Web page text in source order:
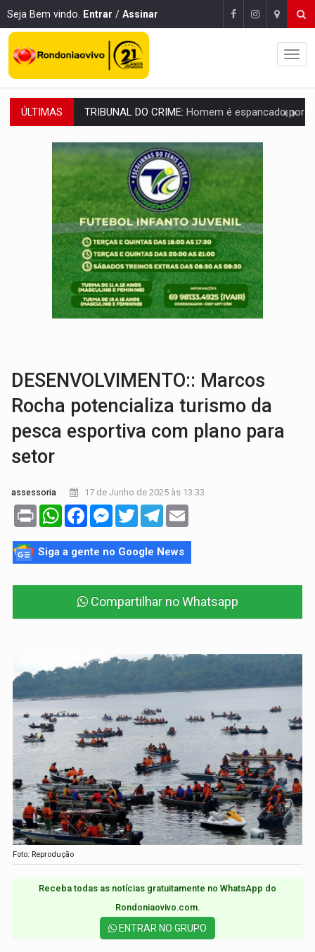
Seja Bem vindo. Entrar / Assinar
ÚLTIMAS VÍDEO:Perseguição é registrada no shopping após colombiana furtar
LUDOPATIA:Apostas online começam a afetar produtividade e rotina
REFLORESTAMENTO:Plantar árvores não será mais suficiente para
OVNIS NA LUA:Cientistas alertam para possível base secreta no satélite
ACABOU COM PEUGEOT:Incêndio destrói carro que era rebocado para oficina
VÍDEO:Ladrão é filmado furtando moto na frente do bar
BOLSAS DE PESQUISA:Iniciativa Amazônia+10 lança chamada para fortalecer
MATERIAL:Brasil tem grandes reservas de urânio, mas produz pouco e
DESENVOLVIMENTO:: Marcos
Rocha potencializa turismo da
pesca esportiva com plano para
setor
assessoria 17 de Junho de 2025 às 13:33
Print WhatsAppFacebookMessenger
TwitterTelegram
Siga a gente no Google News
Compartilhar no Whatsapp
Foto: Reprodução
Receba todas as notícias gratuitamente no WhatsApp do
Rondoniaovivo.com.​
ENTRAR NO GRUPO